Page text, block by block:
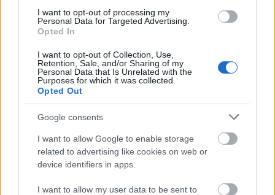
I want to opt-out of processing my
Personal Data for Targeted Advertising.
Opted In
I want to opt-out of Collection, Use,
Retention, Sale, and/or Sharing of my
Personal Data that Is Unrelated with the
Purposes for which it was collected.
Opted Out
Google consents
I want to allow Google to enable storage
related to advertising like cookies on web or
device identifiers in apps.
I want to allow my user data to be sent to
Énekeld el magad, Tinikém!” – mondták. Fel is vettük
őket, az egyiket a tévé szilveszteri adásához, a
bejöttek. Legalábbis jelentettek olyan vonzást, hogy
a közönség már eljött oda is, ahol egyedül voltam
meghirdetve. Ezeken az esteken különben a zene
mellett sok duma is volt, és mivel más idők voltak, a